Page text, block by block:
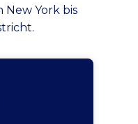
York bis